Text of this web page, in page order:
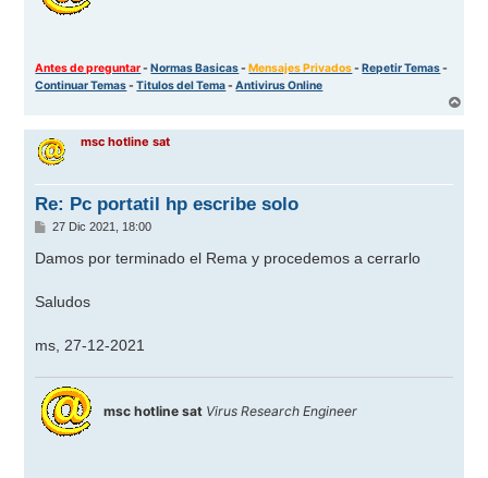
Antes de preguntar-Normas Basicas-Mensajes Privados-Repetir Temas-
Continuar Temas-Titulos del Tema-Antivirus Online
r
msc hotline sat
Re: Pc portatil hp escribe solo
M
n
s
e
27 Dic 2021, 18:00
Damos por terminado el Rema y procedemos a cerrarlo
Saludos
ms, 27-12-2021
msc hotline sat Virus Research Engineer